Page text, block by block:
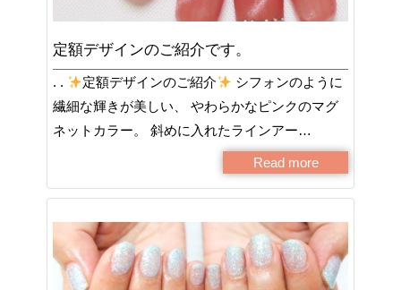
定額デザインのご紹介です。
. . 定額デザインのご紹介
シフォンのように
繊細な輝きが美しい、 やわらかなピンクのマグ
ネットカラー。 斜めに入れたラインアー…
Read more